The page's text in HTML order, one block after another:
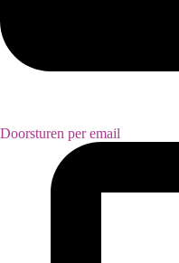
Doorsturen per email